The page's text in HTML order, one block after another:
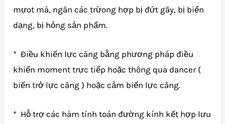
mựot mà, ngăn các trừong hợp bị đứt gãy, bị biến
dạng, bị hỏng sản phẩm.
* Điều khiển lực căng bằng phương pháp điều
khiển moment trực tiếp hoặc thông qua dancer (
biến trở lực căng ) hoặc cảm biến lực căng.
* Hỗ trợ các hàm tính toán đường kính kết hợp lưu